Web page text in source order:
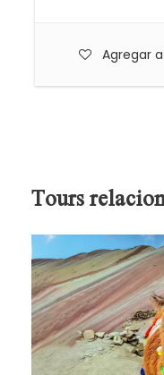
Agregar
arqueológicos
persona.
Almuerzo
USD por
Agua.
Propinas
Tours